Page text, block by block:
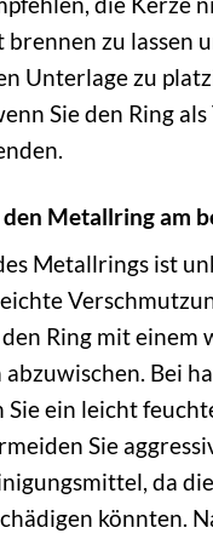
zu lassen
Unterlage zu
Sie den Ring als
Metallring am
Metallrings ist
Ring mit einem
abzuwischen. Bei
Sie ein leicht
Sie
da
könnten.